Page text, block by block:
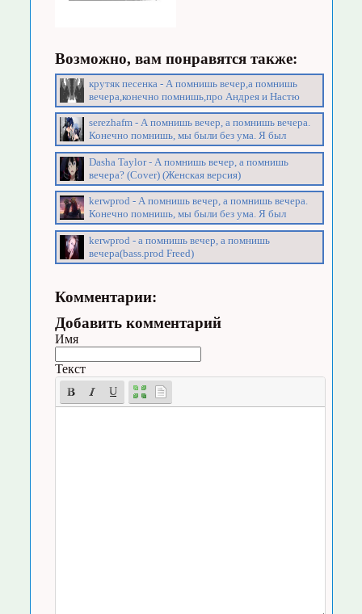
Возможно, вам понравятся также:
крутяк песенка - А помнишь вечер,а помнишь
вечера,конечно помнишь,про Андрея и Настю
serezhafm - А помнишь вечер, а помнишь вечера.
Конечно помнишь, мы были без ума. Я был
Dasha Taylor - А помнишь вечер, а помнишь
вечера? (Cover) (Женская версия)
kerwprod - А помнишь вечер, а помнишь вечера.
Конечно помнишь, мы были без ума. Я был
kerwprod - а помнишь вечер, а помнишь
вечера(bass.prod Freed)
Комментарии:
Добавить комментарий
Имя
Текст